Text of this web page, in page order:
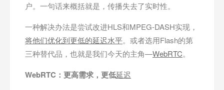
户。一句话来概括就是，传播失去了实时性。
一种解决办法是尝试改进HLS和MPEG-DASH实现，
将他们优化到更低的延迟水平。或者选用Flash的第
三种替代品，也就是我们今天的主角—WebRTC。
WebRTC ：更高需求，更低延迟